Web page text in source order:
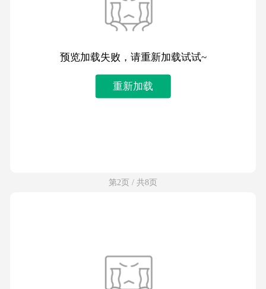
预览加载失败，请重新加载试试~
重新加载
第2页 / 共8页